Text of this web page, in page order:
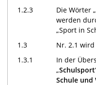
1.2.3
Die Wörter
werden
„Sport in
1.3
Nr. 2.1
1.3.1
In der
„Schulsport
Schule und